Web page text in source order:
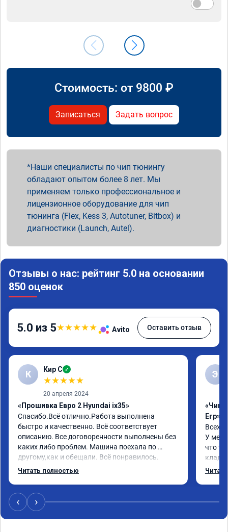
Стоимость: от 9800 ₽
Записаться Задать вопрос
Наши специалисты по чип тюнингу
обладают опытом более 8 лет. Мы
применяем только профессиональное и
лицензионное оборудование для чип
тюнинга (Flex, Kess 3, Autotuner, Bitbox) и
диагностики (Launch, Autel).
Отзывы о нас: рейтинг 5.0 на основании
850 оценок
5.0 из 5★★★★★ Avito Оставить отзыв
К Кир С ✓
★★★★★
20 апреля 2024
«Прошивка Евро 2 Hyundai ix35»
Спасибо.Всё отлично.Работа выполнена
быстро и качественно. Всё соответствует
описанию. Все договоренности выполнены без
каких либо проблем. Машина поехала по
другому,как и обещали. Всё понравилось.
Рекомендую данную компанию.
Читать полностью
Э
«Чип
Егр»
Всех
У
что
и ЕГР
‹ ›